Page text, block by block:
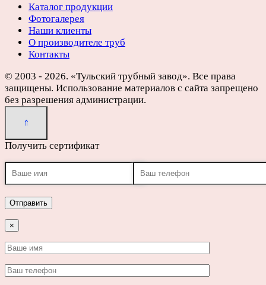
Каталог продукции
Фотогалерея
Наши клиенты
О производителе труб
Контакты
© 2003 - 2026. «Тульский трубный завод». Все права
защищены. Использование материалов с сайта запрещено
без разрешения администрации.
Получить сертификат
×